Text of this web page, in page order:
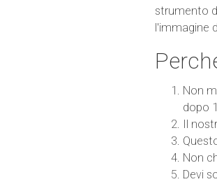
strumento
l'immagine
Non
dopo
Il
Non
Devi